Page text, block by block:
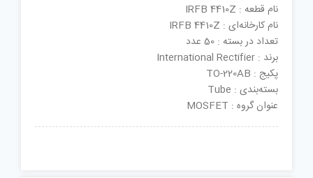
نام قطعه : IRFB 4410Z
نام کارخانه‌ای : IRFB 4410Z
تعداد در بسته : 50 عدد
برند : International Rectifier
پکیج : TO-220AB
بسته‌بندی : Tube
عنوان گروه : MOSFET